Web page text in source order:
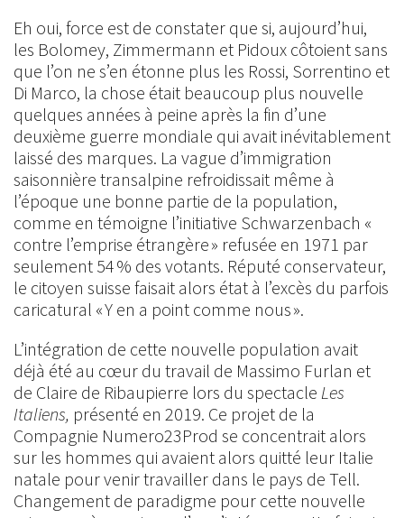
Eh oui, force est de constater que si, aujourd’hui,
les Bolomey, Zimmermann et Pidoux côtoient sans
que l’on ne s’en étonne plus les Rossi, Sorrentino et
Di Marco, la chose était beaucoup plus nouvelle
quelques années à peine après la fin d’une
deuxième guerre mondiale qui avait inévitablement
laissé des marques. La vague d’immigration
saisonnière transalpine refroidissait même à
l’époque une bonne partie de la population,
comme en témoigne l’initiative Schwarzenbach «
contre l’emprise étrangère » refusée en 1971 par
seulement 54 % des votants. Réputé conservateur,
le citoyen suisse faisait alors état à l’excès du parfois
caricatural « Y en a point comme nous ».
L’intégration de cette nouvelle population avait
déjà été au cœur du travail de Massimo Furlan et
de Claire de Ribaupierre lors du spectacle Les
Italiens, présenté en 2019. Ce projet de la
Compagnie Numero23Prod se concentrait alors
sur les hommes qui avaient alors quitté leur Italie
natale pour venir travailler dans le pays de Tell.
Changement de paradigme pour cette nouvelle